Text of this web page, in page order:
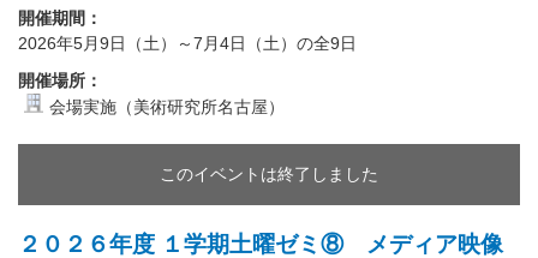
開催期間：
2026年5月9日（土）～7月4日（土）の全9日
開催場所：
会場実施（美術研究所名古屋）
このイベントは終了しました
２０２６年度 １学期土曜ゼミ⑧ メディア映像